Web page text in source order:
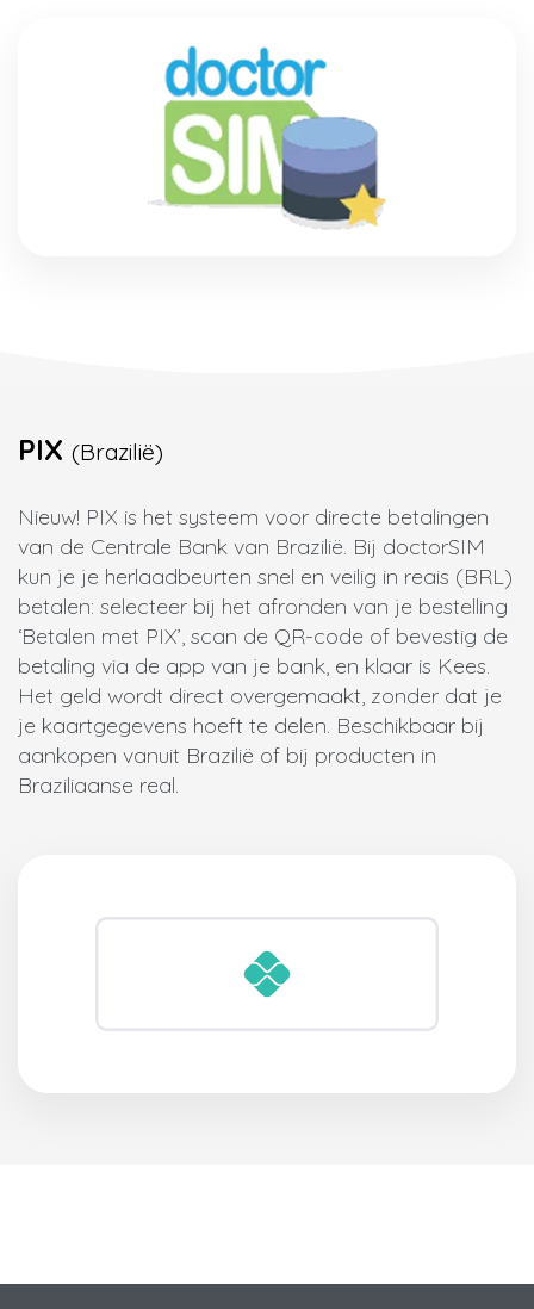
PIX (Brazilië)
Nieuw! PIX is het systeem voor directe betalingen
van de Centrale Bank van Brazilië. Bij doctorSIM
kun je je herlaadbeurten snel en veilig in reais (BRL)
betalen: selecteer bij het afronden van je bestelling
‘Betalen met PIX’, scan de QR-code of bevestig de
betaling via de app van je bank, en klaar is Kees.
Het geld wordt direct overgemaakt, zonder dat je
je kaartgegevens hoeft te delen. Beschikbaar bij
aankopen vanuit Brazilië of bij producten in
Braziliaanse real.